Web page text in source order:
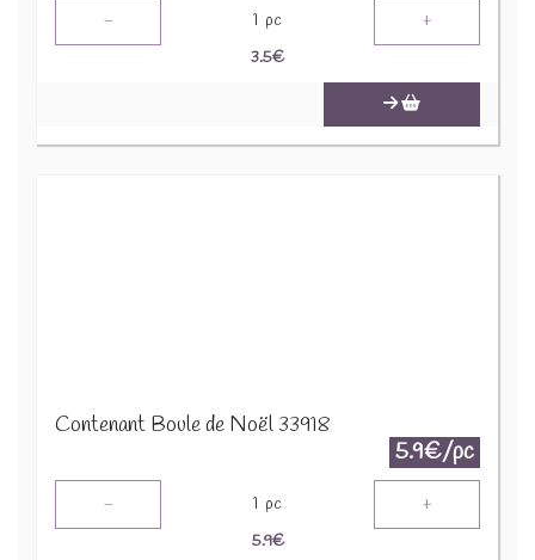
- 1 pc +
3.5€
Contenant Boule de Noël 33918
5.9€/pc
- 1 pc +
5.9€